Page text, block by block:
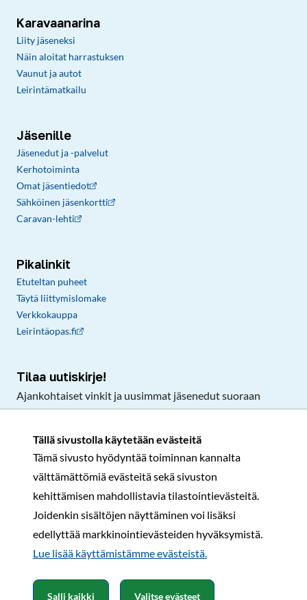
Tällä sivustolla käytetään evästeitä
Tämä sivusto hyödyntää toiminnan kannalta
välttämättömiä evästeitä sekä sivuston
kehittämisen mahdollistavia tilastointievästeitä.
Joidenkin sisältöjen näyttäminen voi lisäksi
edellyttää markkinointievästeiden hyväksymistä.
Lue lisää käyttämistämme evästeistä.​​​​​​
Salli kaikki Valitse evästeet
Karavaanarina
Liity jäseneksi
Näin aloitat harrastuksen
Vaunut ja autot
Leirintämatkailu
Jäsenille
Jäsenedut ja -palvelut
Kerhotoiminta
Omat jäsentiedot
Sähköinen jäsenkortti
Caravan-lehti
Pikalinkit
Etuteltan puheet
Täytä liittymislomake
Verkkokauppa
Leirintäopas.fi
Tilaa uutiskirje!
Ajankohtaiset vinkit ja uusimmat jäsenedut suoraan
Rekisteri- ja tietosuojaselosteSopimusehdot